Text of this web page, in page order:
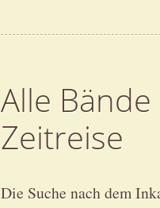
Alle
Zeitreise
Die Suche nach dem